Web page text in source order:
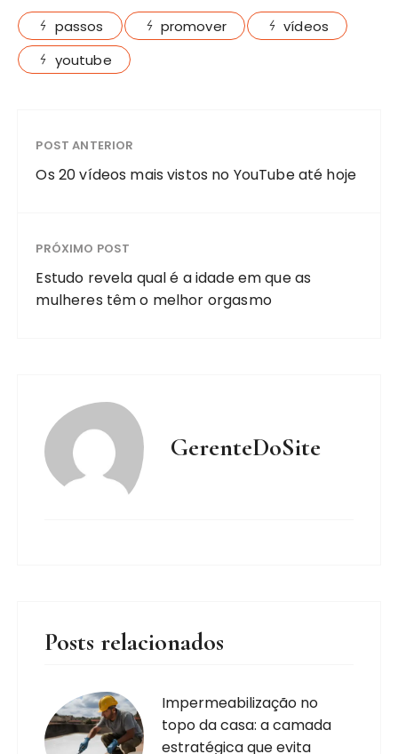
passos promover
vídeos
youtube
POST ANTERIOR
Os 20 vídeos mais vistos no YouTube até hoje
PRÓXIMO POST
Estudo revela qual é a idade em que as
mulheres têm o melhor orgasmo
GerenteDoSite
Posts relacionados
Impermeabilização no
topo da casa: a camada
estratégica que evita